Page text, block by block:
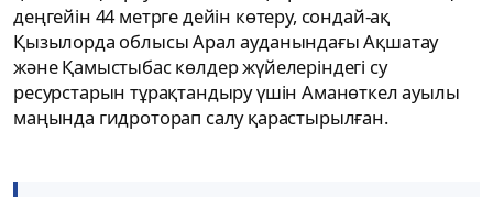
деңгейін 44 метрге дейін көтеру, сондай-ақ
Қызылорда облысы Арал ауданындағы Ақшатау
және Қамыстыбас көлдер жүйелеріндегі су
ресурстарын тұрақтандыру үшін Аманөткел ауылы
маңында гидроторап салу қарастырылған.